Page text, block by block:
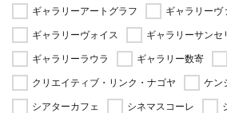
ギャラリーアートグラフ
ギャラリーヴ
ギャラリーヴォイス
ギャラリーサンセ
ギャラリーラウラ
ギャラリー数寄
クリエイティブ・リンク・ナゴヤ
ケン
シアターカフェ
シネマスコーレ